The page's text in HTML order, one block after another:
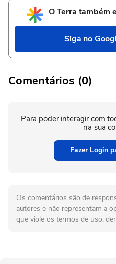
O Terra também
Siga no
Comentários (0)
Para poder interagir com
na sua
Fazer Login
Os comentários são de
autores e não representam a
que viole os termos de uso,